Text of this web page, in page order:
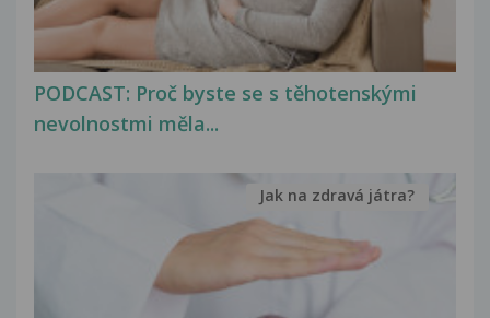
PODCAST: Proč byste se s těhotenskými
nevolnostmi měla...
Jak na zdravá játra?